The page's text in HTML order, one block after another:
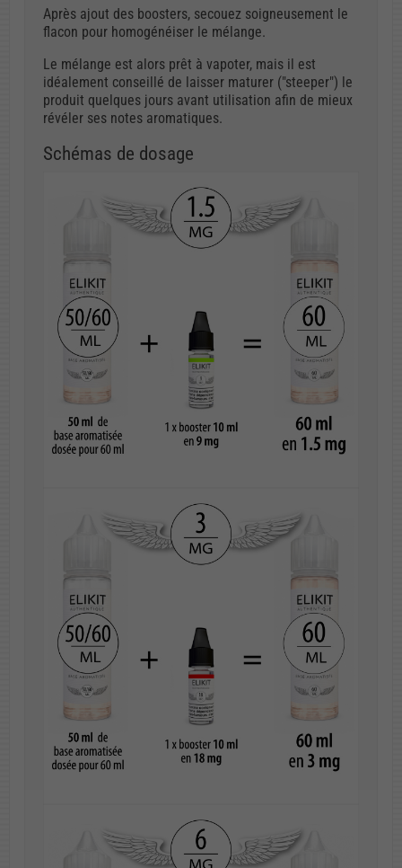
Après ajout des boosters, secouez soigneusement le
flacon pour homogénéiser le mélange.
Le mélange est alors prêt à vapoter, mais il est
idéalement conseillé de laisser maturer ("steeper") le
produit quelques jours avant utilisation afin de mieux
révéler ses notes aromatiques.
Schémas de dosage